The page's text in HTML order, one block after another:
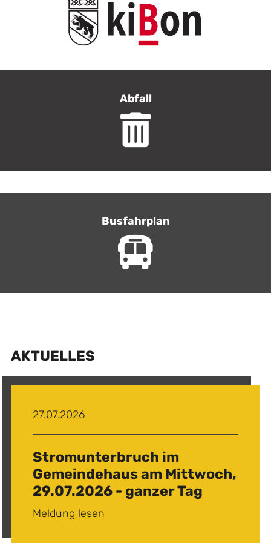
Abfall
Busfahrplan
Fahrplan nach Haltestelle
AKTUELLES
27.07.2026
Stromunterbruch im
Gemeindehaus am Mittwoch,
29.07.2026 - ganzer Tag
Meldung lesen